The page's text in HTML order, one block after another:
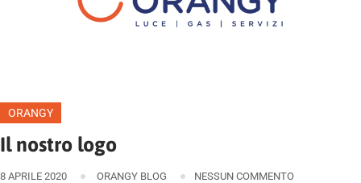
ORANGY
Il nostro logo
8 APRILE 2020 ORANGY BLOG NESSUN COMMENTO